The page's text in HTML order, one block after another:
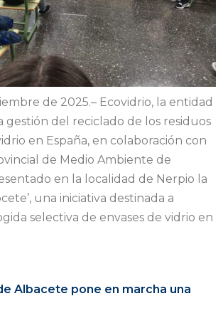
de 2025.– Ecovidrio, la entidad
gestión del reciclado de los residuos
en España, en colaboración con
de Medio Ambiente de
en la localidad de Nerpio la
una iniciativa destinada a
selectiva de envases de vidrio en
Albacete pone en marcha una